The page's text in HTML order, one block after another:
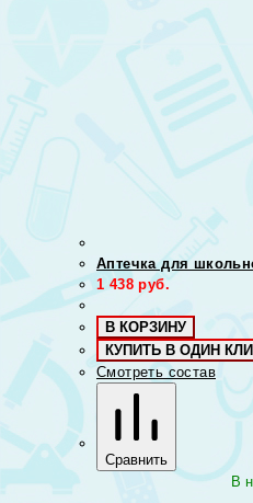
Аптечка для
1 438 руб.
В КОРЗИНУ
КУПИТЬ В ОДИН
Смотреть состав
Сравнить
В